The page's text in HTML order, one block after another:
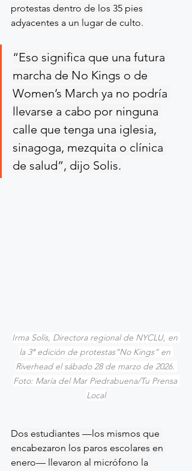
protestas dentro de los 35 pies
adyacentes a un lugar de culto.
“Eso significa que una futura
marcha de No Kings o de
Women’s March ya no podría
llevarse a cabo por ninguna
calle que tenga una iglesia,
sinagoga, mezquita o clínica
de salud”, dijo Solis.
Irma Solís, Directora regional de NYCLU, en
la 3ª edición de protestas”No Kings” en
Riverhead el sábado 28 de marzo de 2026.
Foto: María del Mar Piedrabuena/Tu Prensa
Local
Dos estudiantes —los mismos que
encabezaron los paros escolares en
enero— llevaron al micrófono la